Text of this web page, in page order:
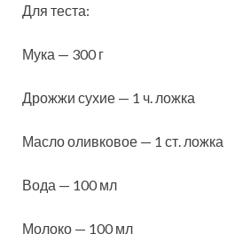
Для теста:
Мука — 300 г
Дрожжи сухие — 1 ч. ложка
Масло оливковое — 1 ст. ложка
Вода — 100 мл
Молоко — 100 мл